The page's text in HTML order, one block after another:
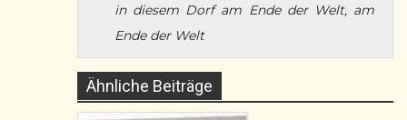
in diesem Dorf am Ende der Welt, am
Ende der Welt
Ähnliche Beiträge